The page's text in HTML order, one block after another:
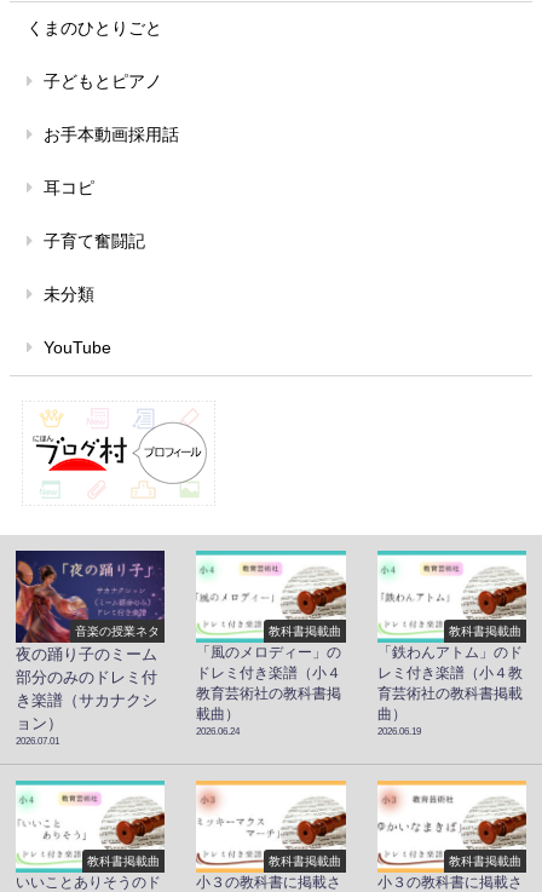
くまのひとりごと
子どもとピアノ
お手本動画採用話
耳コピ
子育て奮闘記
未分類
YouTube
音楽の授業ネタ
夜の踊り子のミーム
部分のみのドレミ付
き楽譜（サカナクシ
ョン）
2026.07.01
教科書掲載曲
「風のメロディー」の
ドレミ付き楽譜（小４
教育芸術社の教科書掲
載曲）
2026.06.24
教科書掲載曲
「鉄わんアトム」のド
レミ付き楽譜（小４教
育芸術社の教科書掲載
曲）
2026.06.19
教科書掲載曲
いいことありそうのド
教科書掲載曲
小３の教科書に掲載さ
教科書掲載曲
小３の教科書に掲載さ